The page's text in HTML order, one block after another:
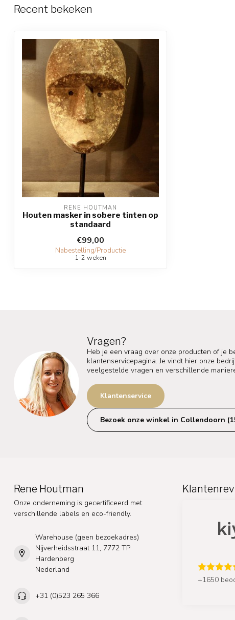
Recent bekeken
RENE HOUTMAN
Houten masker in sobere tinten op
standaard
€99,00
Nabestelling/Productie
1-2 weken
Vragen?
Heb je een vraag over onze producten of je
klantenservicepagina. Je vindt hier onze
veelgestelde vragen en verschillende
Klantenservice
Bezoek onze winkel in Collendoorn
Rene Houtman
Onze onderneming is gecertificeerd met
verschillende labels en eco-friendly.
Warehouse (geen bezoekadres)
Nijverheidsstraat 11, 7772 TP
Hardenberg
Nederland
+31 (0)523 265 366
+1650